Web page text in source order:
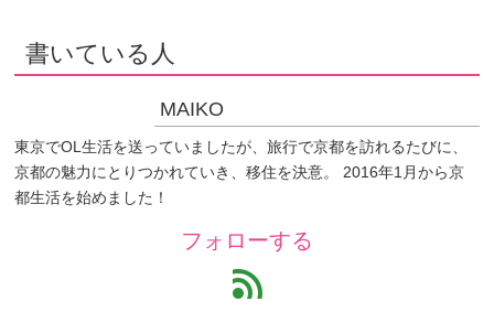
書いている人
MAIKO
東京でOL生活を送っていましたが、旅行で京都を訪れるたびに、
京都の魅力にとりつかれていき、移住を決意。 2016年1月から京
都生活を始めました！
フォローする
feed